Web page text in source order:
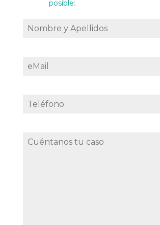
posible: